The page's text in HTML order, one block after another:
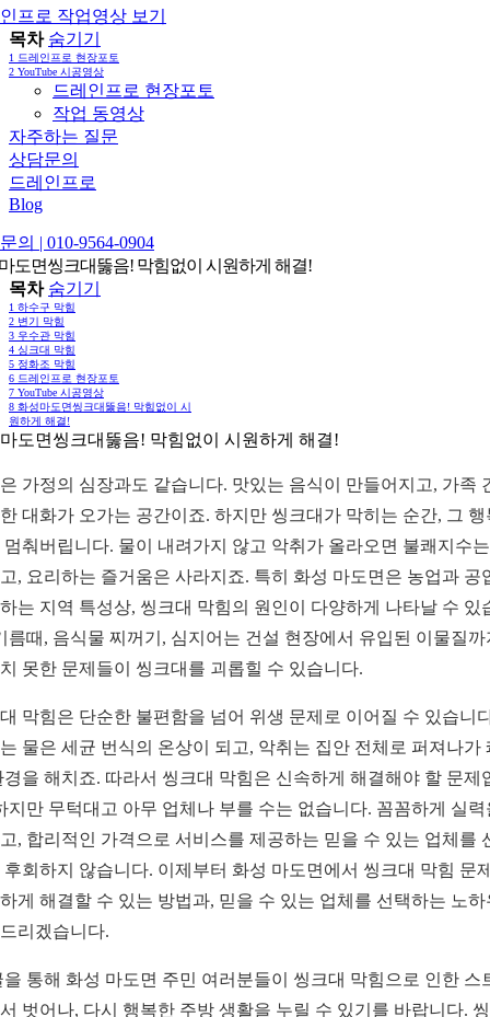
프로 작업영상 보기
목차 숨기기
1 드레인프로 현장포토
2 YouTube 시공영상
드레인프로 현장포토
작업 동영상
자주하는 질문
상담문의
드레인프로
Blog
의 | 010-9564-0904
도면씽크대뚫음! 막힘없이 시원하게 해결!
목차 숨기기
1 하수구 막힘
2 변기 막힘
3 우수관 막힘
4 싱크대 막힘
5 정화조 막힘
6 드레인프로 현장포토
7 YouTube 시공영상
8 화성마도면씽크대뚫음! 막힘없이 시
원하게 해결!
도면씽크대뚫음! 막힘없이 시원하게 해결!
가정의 심장과도 같습니다. 맛있는 음식이 만들어지고, 가족
대화가 오가는 공간이죠. 하지만 씽크대가 막히는 순간, 그 행
멈춰버립니다. 물이 내려가지 않고 악취가 올라오면 불쾌지수
, 요리하는 즐거움은 사라지죠. 특히 화성 마도면은 농업과 공
는 지역 특성상, 씽크대 막힘의 원인이 다양하게 나타날 수 있
름때, 음식물 찌꺼기, 심지어는 건설 현장에서 유입된 이물질까
못한 문제들이 씽크대를 괴롭힐 수 있습니다.
막힘은 단순한 불편함을 넘어 위생 문제로 이어질 수 있습니
물은 세균 번식의 온상이 되고, 악취는 집안 전체로 퍼져나가
경을 해치죠. 따라서 씽크대 막힘은 신속하게 해결해야 할 문제
지만 무턱대고 아무 업체나 부를 수는 없습니다. 꼼꼼하게 실력
, 합리적인 가격으로 서비스를 제공하는 믿을 수 있는 업체를
후회하지 않습니다. 이제부터 화성 마도면에서 씽크대 막힘 문
게 해결할 수 있는 방법과, 믿을 수 있는 업체를 선택하는 노하
리겠습니다.
을 통해 화성 마도면 주민 여러분들이 씽크대 막힘으로 인한 스
벗어나, 다시 행복한 주방 생활을 누릴 수 있기를 바랍니다.